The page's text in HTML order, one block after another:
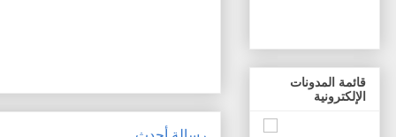
قائمة المدونات
الإلكترونية